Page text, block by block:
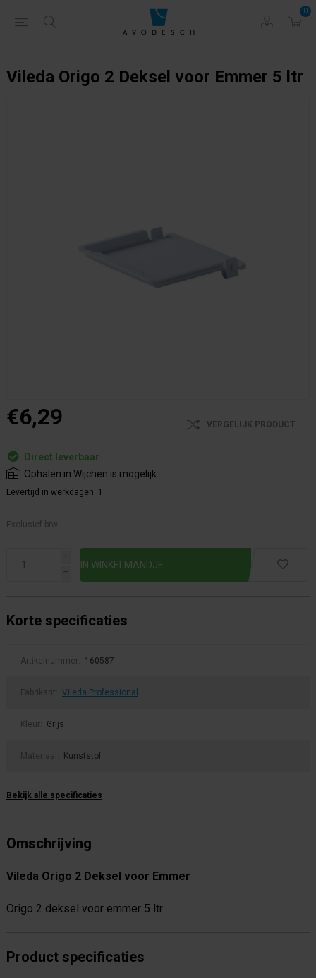
0
Vileda Origo 2 Deksel voor Emmer 5 ltr
€6,29 VERGELIJK PRODUCT
Direct leverbaar
Ophalen in Wijchen is mogelijk.
Levertijd in werkdagen: 1
Exclusief btw.
i
h
Korte specificaties
Artikelnummer: 160587
Fabrikant: Vileda Professional
Kleur: Grijs
Materiaal: Kunststof
Bekijk alle specificaties
Omschrijving
Vileda Origo 2 Deksel voor Emmer
Origo 2 deksel voor emmer 5 ltr
Product specificaties